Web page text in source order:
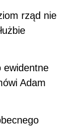
rząd nie
ewidentne
Adam